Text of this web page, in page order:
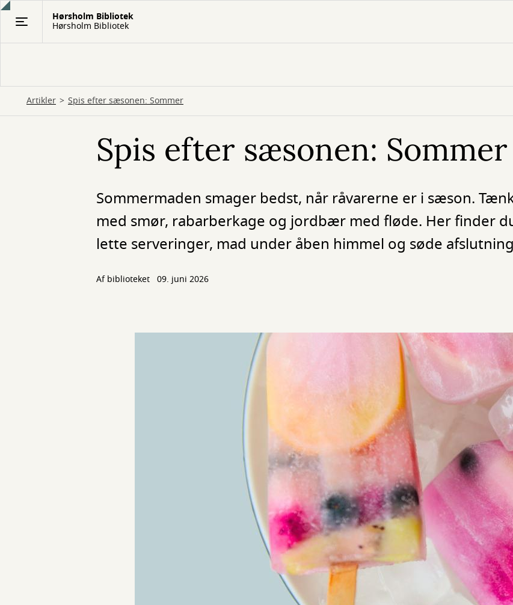
Gå
Hørsholm Bibliotek
Hørsholm Bibliotek
Artikler Spis efter sæsonen: Sommer
Spis efter sæsonen: Sommer
Sommermaden smager bedst, når råvarerne er i sæson.
med smør, rabarberkage og jordbær med fløde. Her finder
lette serveringer, mad under åben himmel og søde
Af biblioteket 09. juni 2026